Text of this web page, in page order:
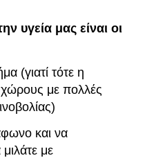
υγεία μας είναι οι
(γιατί τότε η
χώρους με πολλές
και να
με